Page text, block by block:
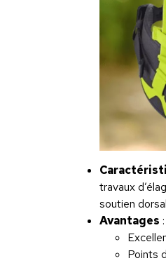
travaux
soutien
Avantages :
Points